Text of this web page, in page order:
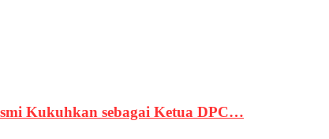
Kukuhkan sebagai Ketua DPC…